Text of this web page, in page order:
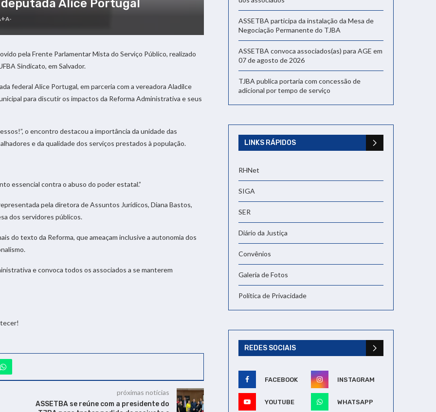
Alice Portugal
A-
pela Frente Parlamentar Mista do Serviço Público, realizado
Sindicato, em Salvador.
federal Alice Portugal, em parceria com a vereadora Aladilce
para discutir os impactos da Reforma Administrativa e seus
o encontro destacou a importância da unidade das
e da qualidade dos serviços prestados à população.
essencial contra o abuso do poder estatal.”
pela diretora de Assuntos Jurídicos, Diana Bastos,
dos servidores públicos.
do texto da Reforma, que ameaçam inclusive a autonomia dos
e convoca todos os associados a se manterem
próximas notícias
ASSETBA se reúne com a presidente do
ASSETBA participa da instalação da Mesa de
Negociação Permanente do TJBA
ASSETBA convoca associados(as) para AGE em
07 de agosto de 2026
TJBA publica portaria com concessão de
adicional por tempo de serviço
LINKS RÁPIDOS
RHNet
SIGA
SER
Diário da Justiça
Convênios
Galeria de Fotos
Política de Privacidade
REDES SOCIAIS
FACEBOOK INSTAGRAM
YOUTUBE WHATSAPP